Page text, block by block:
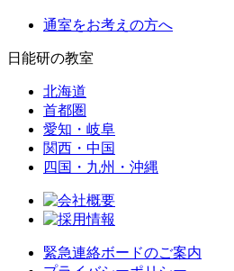
通室をお考えの方へ
日能研の教室
北海道
首都圏
愛知・岐阜
関西・中国
四国・九州・沖縄
緊急連絡ボードのご案内